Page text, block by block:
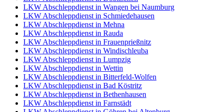
LKW Abschleppdienst in Wangen bei Naumburg
LKW Abschleppdienst in Schmiedehausen
LKW Abschleppdienst in Mehna
LKW Abschleppdienst in Rauda
LKW Abschleppdienst in Frauenprießnitz
LKW Abschleppdienst in Windischleuba
LKW Abschleppdienst in Lumpzig
LKW Abschleppdienst in Wettin
LKW Abschleppdienst in Bitterfeld-Wolfen
LKW Abschleppdienst in Bad Köstritz
LKW Abschleppdienst in Bethenhausen
LKW Abschleppdienst in Farnstädt